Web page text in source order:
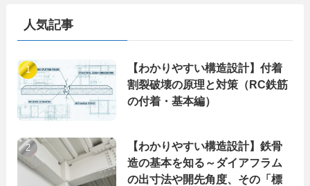
人気記事
【わかりやすい構造設計】付着
割裂破壊の原理と対策（RC鉄筋
の付着・基本編）
【わかりやすい構造設計】鉄骨
造の基本を知る～ダイアフラム
の出寸法や開先角度、その「標